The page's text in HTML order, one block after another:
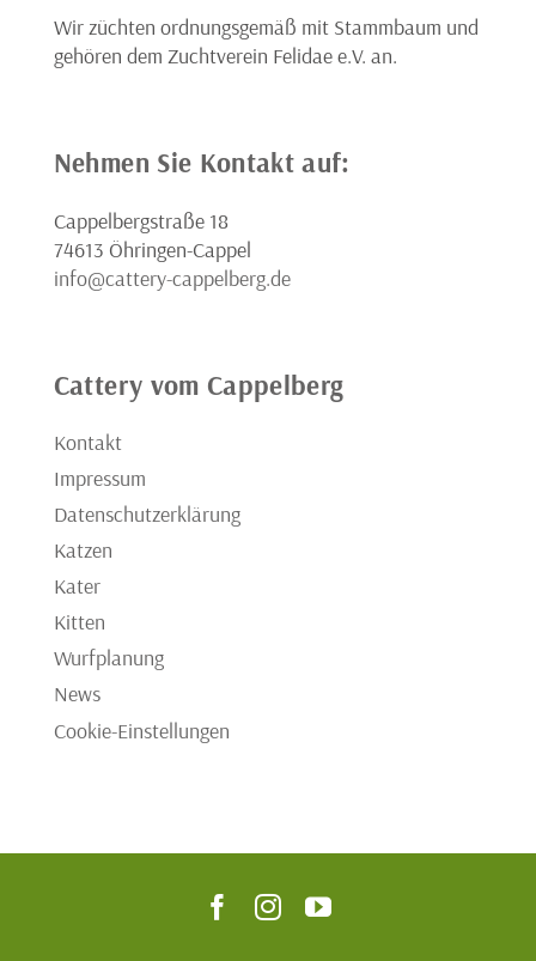
Cattery vom Cappelberg
Kontakt
Impressum
Datenschutzerklärung
Katzen
Kater
Kitten
Wurfplanung
News
Cookie-Einstellungen
Wir züchten ordnungsgemäß mit Stammbaum und
gehören dem Zuchtverein Felidae e.V. an.
Nehmen Sie Kontakt auf:
Cappelbergstraße 18
74613 Öhringen-Cappel
info@cattery-cappelberg.de